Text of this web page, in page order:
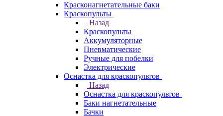
Красконагнетательные баки
Краскопульты
Назад
Краскопульты
Аккумуляторные
Пневматические
Ручные для побелки
Электрические
Оснастка для краскопультов
Назад
Оснастка для краскопультов
Баки нагнетательные
Бачки